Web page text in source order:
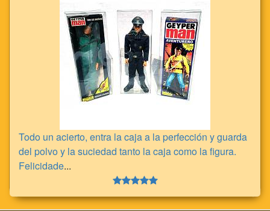
Todo un acierto, entra la caja a la perfección y guarda
del polvo y la suciedad tanto la caja como la figura.
Felicidade...